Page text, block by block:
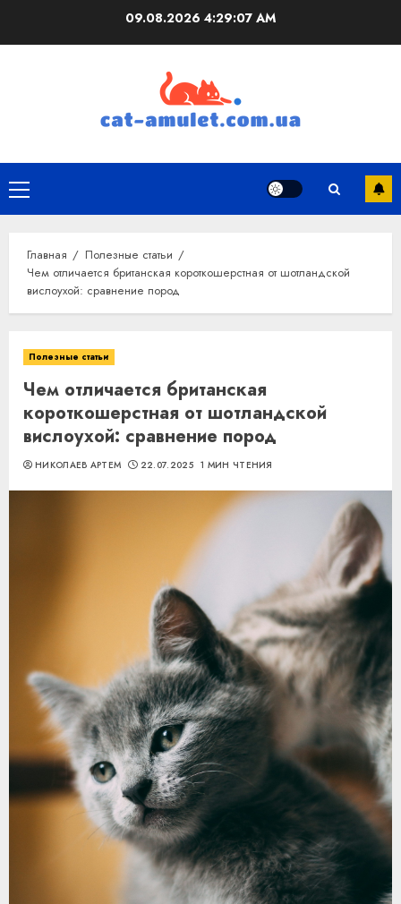
09.08.2026 4:29:08 AM
Основное
меню
Главная
Полезные статьи
Чем отличается британская короткошерстная от шотландской
вислоухой: сравнение пород
Полезные статьи
Чем отличается британская
короткошерстная от шотландской
вислоухой: сравнение пород
НИКОЛАЕВ АРТЕМ 22.07.2025 1 МИН ЧТЕНИЯ